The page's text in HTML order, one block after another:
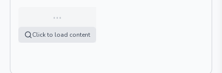
…
Click to load content